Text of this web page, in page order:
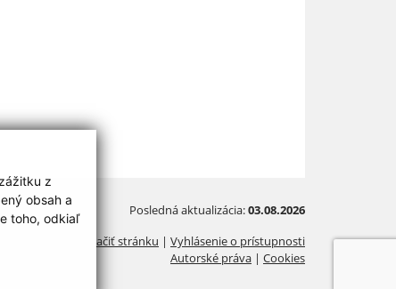
z
obsah a
toho, odkiaľ
Posledná aktualizácia:03.08.2026
Vytlačiť stránku | Vyhlásenie o prístupnosti
Autorské práva | Cookies